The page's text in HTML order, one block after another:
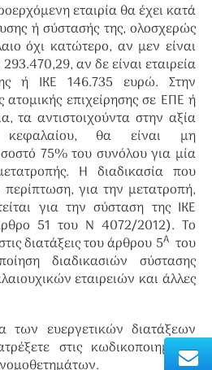
εταιρία θα έχει κατά
ή σύστασής της, ολοσχερώς
όχι κατώτερο, αν μεν είναι
αν δε είναι εταιρεία
ή ΙΚΕ 146.735 ευρώ. Στην
επιχείρησης σε ΕΠΕ ή
τα αντιστοιχούντα στην αξία
κεφαλαίου, θα είναι μη
75% του συνόλου για μία
Η διαδικασία που
για την μετατροπή,
για την σύσταση της ΙΚΕ
51 του Ν 4072/2012). Το
διατάξεις του άρθρου 5Ατου
διαδικασιών σύστασης
εταιρειών και άλλες
των ευεργετικών διατάξεων
στις κωδικοποιημένες